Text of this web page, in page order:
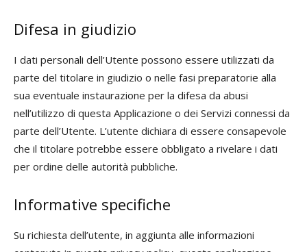
Difesa in giudizio
I dati personali dell’Utente possono essere utilizzati da
parte del titolare in giudizio o nelle fasi preparatorie alla
sua eventuale instaurazione per la difesa da abusi
nell’utilizzo di questa Applicazione o dei Servizi connessi da
parte dell’Utente. L’utente dichiara di essere consapevole
che il titolare potrebbe essere obbligato a rivelare i dati
per ordine delle autorità pubbliche.
Informative specifiche
Su richiesta dell’utente, in aggiunta alle informazioni